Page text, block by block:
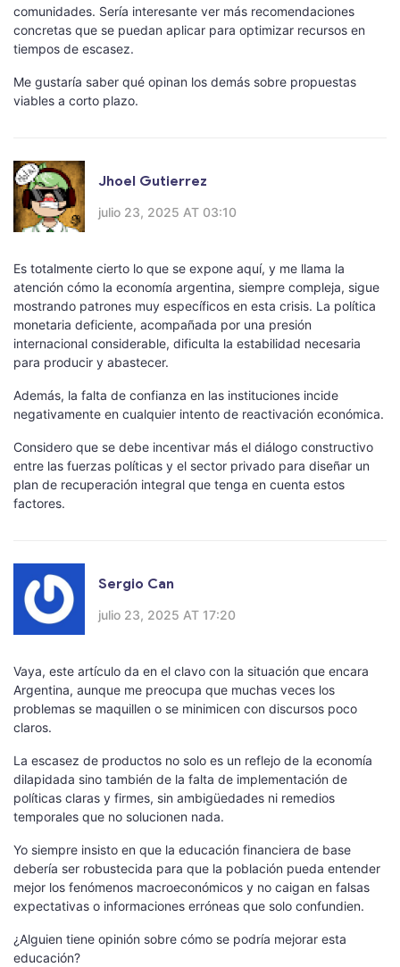
comunidades. Sería interesante ver más recomendaciones
concretas que se puedan aplicar para optimizar recursos en
tiempos de escasez.
Me gustaría saber qué opinan los demás sobre propuestas
viables a corto plazo.
Jhoel Gutierrez
julio 23, 2025 AT 03:10
Es totalmente cierto lo que se expone aquí, y me llama la
atención cómo la economía argentina, siempre compleja, sigue
mostrando patrones muy específicos en esta crisis. La política
monetaria deficiente, acompañada por una presión
internacional considerable, dificulta la estabilidad necesaria
para producir y abastecer.
Además, la falta de confianza en las instituciones incide
negativamente en cualquier intento de reactivación económica.
Considero que se debe incentivar más el diálogo constructivo
entre las fuerzas políticas y el sector privado para diseñar un
plan de recuperación integral que tenga en cuenta estos
factores.
Sergio Can
julio 23, 2025 AT 17:20
Vaya, este artículo da en el clavo con la situación que encara
Argentina, aunque me preocupa que muchas veces los
problemas se maquillen o se minimicen con discursos poco
claros.
La escasez de productos no solo es un reflejo de la economía
dilapidada sino también de la falta de implementación de
políticas claras y firmes, sin ambigüedades ni remedios
temporales que no solucionen nada.
Yo siempre insisto en que la educación financiera de base
debería ser robustecida para que la población pueda entender
mejor los fenómenos macroeconómicos y no caigan en falsas
expectativas o informaciones erróneas que solo confundien.
¿Alguien tiene opinión sobre cómo se podría mejorar esta
educación?